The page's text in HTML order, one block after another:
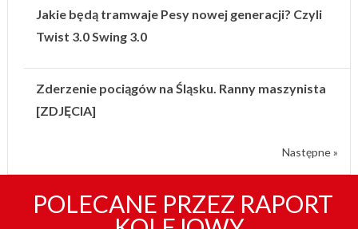
Jakie będą tramwaje Pesy nowej generacji? Czyli
Twist 3.0 Swing 3.0
Zderzenie pociągów na Śląsku. Ranny maszynista
[ZDJĘCIA]
Następne »
POLECANE PRZEZ RAPORT